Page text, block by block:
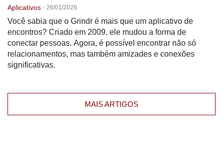
Aplicativos - 26/01/2026
Você sabia que o Grindr é mais que um aplicativo de
encontros? Criado em 2009, ele mudou a forma de
conectar pessoas. Agora, é possível encontrar não só
relacionamentos, mas também amizades e conexões
significativas.
MAIS ARTIGOS